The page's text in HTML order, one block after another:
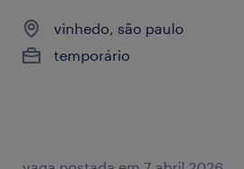
vinhedo, são paulo
temporário